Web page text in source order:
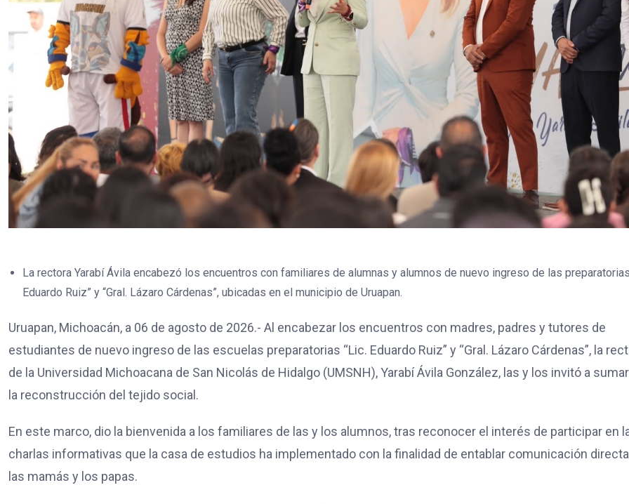
La rectora Yarabí Ávila encabezó los encuentros con familiares de alumnas y alumnos de nuevo ingreso de las
Eduardo Ruiz” y “Gral. Lázaro Cárdenas”, ubicadas en el municipio de Uruapan.
Uruapan, Michoacán, a 06 de agosto de 2026.- Al encabezar los encuentros con madres, padres y tutores de
estudiantes de nuevo ingreso de las escuelas preparatorias “Lic. Eduardo Ruiz” y “Gral. Lázaro Cárdenas”, la
de la Universidad Michoacana de San Nicolás de Hidalgo (UMSNH), Yarabí Ávila González, las y los invitó a
la reconstrucción del tejido social.
En este marco, dio la bienvenida a los familiares de las y los alumnos, tras reconocer el interés de participar en
charlas informativas que la casa de estudios ha implementado con la finalidad de entablar comunicación
las mamás y los papas.